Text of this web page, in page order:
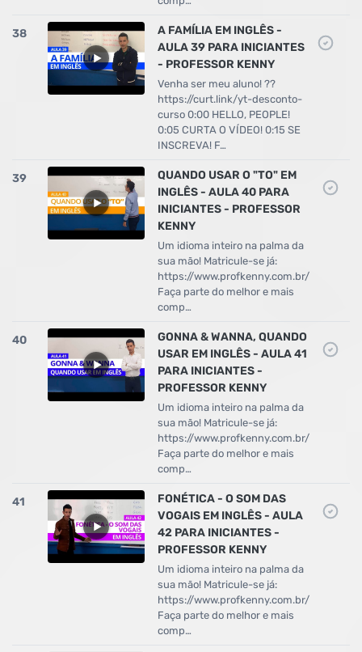
38
A FAMÍLIA EM INGLÊS -
AULA 39 PARA INICIANTES
- PROFESSOR KENNY
Venha ser meu aluno! ??
https://curt.link/yt-desconto-
curso 0:00 HELLO, PEOPLE!
0:05 CURTA O VÍDEO! 0:15 SE
INSCREVA! F…
39
QUANDO USAR O "TO" EM
INGLÊS - AULA 40 PARA
INICIANTES - PROFESSOR
KENNY
Um idioma inteiro na palma da
sua mão! Matricule-se já:
https://www.profkenny.com.br/
Faça parte do melhor e mais
comp…
40
GONNA & WANNA, QUANDO
USAR EM INGLÊS - AULA 41
PARA INICIANTES -
PROFESSOR KENNY
Um idioma inteiro na palma da
sua mão! Matricule-se já:
https://www.profkenny.com.br/
Faça parte do melhor e mais
comp…
41
FONÉTICA - O SOM DAS
VOGAIS EM INGLÊS - AULA
42 PARA INICIANTES -
PROFESSOR KENNY
Um idioma inteiro na palma da
sua mão! Matricule-se já:
https://www.profkenny.com.br/
Faça parte do melhor e mais
comp…